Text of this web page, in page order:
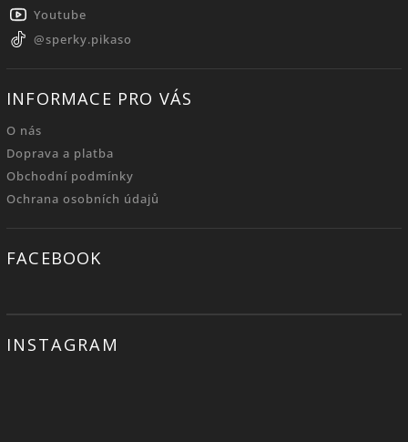
Youtube
@sperky.pikaso
INFORMACE PRO VÁS
O nás
Doprava a platba
Obchodní podmínky
Ochrana osobních údajů
FACEBOOK
INSTAGRAM